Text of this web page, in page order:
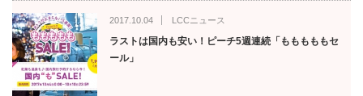
2017.10.04 LCCニュース
ラストは国内も安い！ピーチ5週連続「もももももセ
ール」